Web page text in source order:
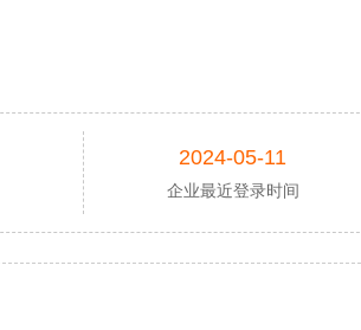
2024-05-11
企业最近登录时间